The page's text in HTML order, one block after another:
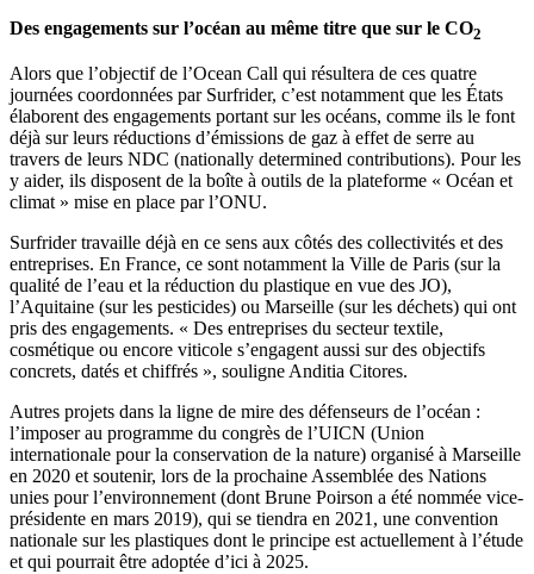
Des engagements sur l’océan au même titre que sur le CO2
Alors que l’objectif de l’Ocean Call qui résultera de ces quatre
journées coordonnées par Surfrider, c’est notamment que les États
élaborent des engagements portant sur les océans, comme ils le font
déjà sur leurs réductions d’émissions de gaz à effet de serre au
travers de leurs NDC (nationally determined contributions). Pour les
y aider, ils disposent de la boîte à outils de la plateforme « Océan et
climat » mise en place par l’ONU.
Surfrider travaille déjà en ce sens aux côtés des collectivités et des
entreprises. En France, ce sont notamment la Ville de Paris (sur la
qualité de l’eau et la réduction du plastique en vue des JO),
l’Aquitaine (sur les pesticides) ou Marseille (sur les déchets) qui ont
pris des engagements. « Des entreprises du secteur textile,
cosmétique ou encore viticole s’engagent aussi sur des objectifs
concrets, datés et chiffrés », souligne Anditia Citores.
Autres projets dans la ligne de mire des défenseurs de l’océan :
l’imposer au programme du congrès de l’UICN (Union
internationale pour la conservation de la nature) organisé à Marseille
en 2020 et soutenir, lors de la prochaine Assemblée des Nations
unies pour l’environnement (dont Brune Poirson a été nommée vice-
présidente en mars 2019), qui se tiendra en 2021, une convention
nationale sur les plastiques dont le principe est actuellement à l’étude
et qui pourrait être adoptée d’ici à 2025.